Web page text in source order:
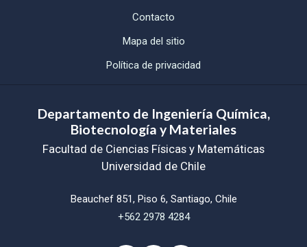
Contacto
Mapa del sitio
Política de privacidad
Departamento de Ingeniería Química,
Biotecnología y Materiales
Facultad de Ciencias Físicas y Matemáticas
Universidad de Chile
Beauchef 851, Piso 6, Santiago, Chile
+562 2978 4284